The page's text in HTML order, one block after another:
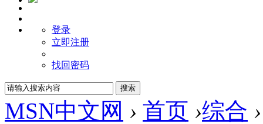
登录
立即注册
找回密码
MSN中文网 › 首页 ›综合 ›